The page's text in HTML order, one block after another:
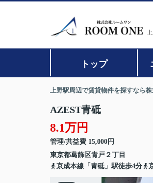
トップ
上野駅周辺で賃貸物件を探すなら
AZEST青砥
8.1万円
管理/共益費 15,000円
東京都葛飾区青戸 ２丁目
京成本線「青砥」駅徒歩4分